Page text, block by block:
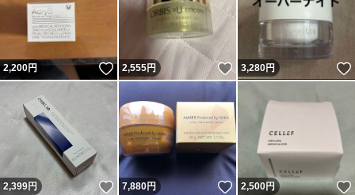
2,200円 いいね！
2,555円 いいね！
3,280円
2,399円 いいね！
7,880円 いいね！
2,500円